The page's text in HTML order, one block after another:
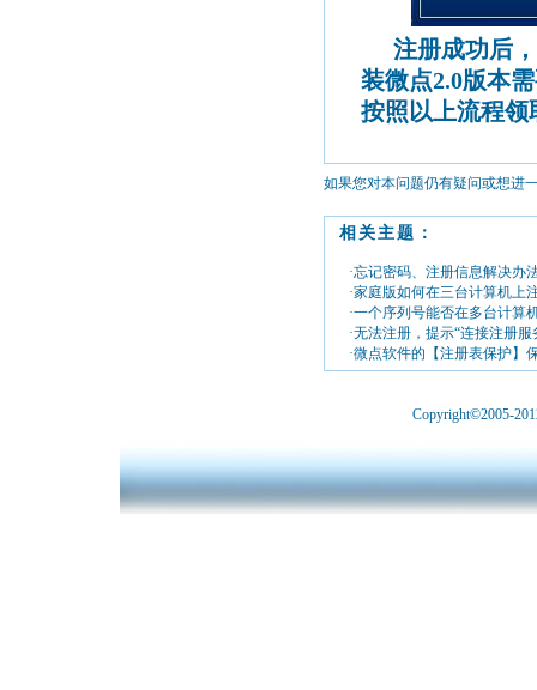
注册成功后
装微点2.0版本
按照以上流程领
如果您对本问题仍有疑问或想进
相关主题：
·忘记密码、注册信息解决办
·家庭版如何在三台计算机上
·一个序列号能否在多台计算
·无法注册，提示“连接注册服
·微点软件的【注册表保护】
Copyright©2005-